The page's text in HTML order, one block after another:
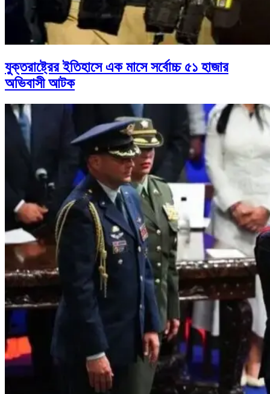
যুক্তরাষ্ট্রের ইতিহাসে এক মাসে সর্বোচ্চ ৫১ হাজার
অভিবাসী আটক